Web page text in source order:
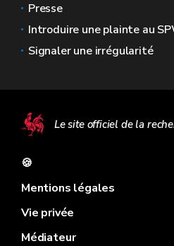
Presse
Introduire une plainte au
Signaler une irrégularité
Le site officiel de la
🍪
Mentions légales
Vie privée
Médiateur